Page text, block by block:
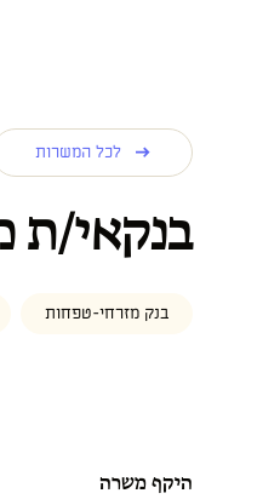
לכל המשרות
בנקאי/ת
בנק מזרחי-טפחות
היקף משרה